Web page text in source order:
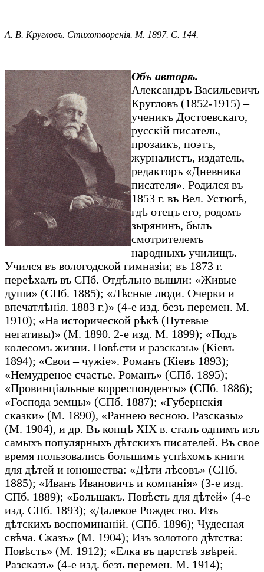
А. В. Кругловъ. Стихотворенія. М. 1897. С. 144.
Объ авторѣ.
Александръ Васильевичъ
Кругловъ (1852-1915) –
ученикъ Достоевскаго,
русскій писатель,
прозаикъ, поэтъ,
журналистъ, издатель,
редакторъ «Дневника
писателя». Родился въ
1853 г. въ Вел. Устюгѣ,
гдѣ отецъ его, родомъ
зырянинъ, былъ
смотрителемъ
народныхъ училищъ.
Учился въ вологодской гимназіи; въ 1873 г.
переѣхалъ въ СПб. Отдѣльно вышли: «Живые
души» (СПб. 1885); «Лѣсные люди. Очерки и
впечатлѣнія. 1883 г.)» (4-е изд. безъ перемен. М.
1910); «На исторической рѣкѣ (Путевые
негативы)» (М. 1890. 2-е изд. М. 1899); «Подъ
колесомъ жизни. Повѣсти и разсказы» (Кіевъ
1894); «Свои – чужіе». Романъ (Кіевъ 1893);
«Немудреное счастье. Романъ» (СПб. 1895);
«Провинціальные корреспонденты» (СПб. 1886);
«Господа земцы» (СПб. 1887); «Губернскія
сказки» (М. 1890), «Раннею весною. Разсказы»
(М. 1904), и др. Въ концѣ XIX в. сталъ однимъ изъ
самыхъ популярныхъ дѣтскихъ писателей. Въ свое
время пользовались большимъ успѣхомъ книги
для дѣтей и юношества: «Дѣти лѣсовъ» (СПб.
1885); «Иванъ Ивановичъ и компанія» (3-е изд.
СПб. 1889); «Большакъ. Повѣсть для дѣтей» (4-е
изд. СПб. 1893); «Далекое Рождество. Изъ
дѣтскихъ воспоминаній. (СПб. 1896); Чудесная
свѣча. Сказъ» (М. 1904); Изъ золотого дѣтства:
Повѣсть» (М. 1912); «Елка въ царствѣ звѣрей.
Разсказъ» (4-е изд. безъ перемен. М. 1914);